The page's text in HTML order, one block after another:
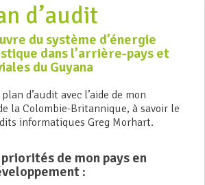
d’audit
du système d’énergie
dans l’arrière-pays et
du Guyana
d’audit avec l’aide de mon
la Colombie-Britannique, à savoir le
informatiques Greg Morhart.
de mon pays en
: